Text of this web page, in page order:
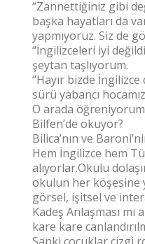
“Zannettiğiniz gibi
başka hayatları da
yapmıyoruz. Siz de
“İngilizceleri iyi
şeytan taşlıyorum.
“Hayır bizde
sürü yabancı
O arada
Bilfen’de okuyor?
Bilica’nın ve
Hem İngilizce hem
alıyorlar.Okulu
okulun her
görsel, işitsel ve
Kadeş Anlaşması mı
kare kare